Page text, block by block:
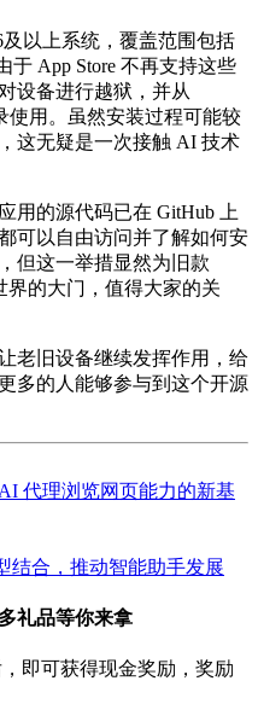
以上系统，覆盖范围包括
于 App Store 不再支持这些
设备进行越狱，并从
使用。虽然安装过程可能较
这无疑是一次接触 AI 技术
用的源代码已在 GitHub 上
可以自由访问并了解如何安
但这一举措显然为旧款
界的大门，值得大家的关
老旧设备继续发挥作用，给
多的人能够参与到这个开源
代理浏览网页能力的新基
结合，推动智能助手发展
礼品等你来拿
即可获得现金奖励，奖励